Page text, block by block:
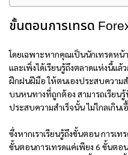
ขั้นตอนการเทรด
โดยเฉพาะหากคุณเป็นนักเทรดหน้
และเพิ่งได้เรียนรู้ถึงตลาดแห่งนี้แ
ฝึกฝนฝีมือ ให้ตนเองประสบความส
บนหนทางที่ถูกต้อง สามารถเรียน
ประสบความสำเร็จนั้น ไม่ไกลเกิน
ซึ่งหากเราเรียนรู้ถึงขั้นตอน การเ
ขั้นตอนการเทรดแค่เพียง 6 ขั้นตอ